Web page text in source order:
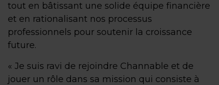
tout en bâtissant une solide équipe financière
et en rationalisant nos processus
professionnels pour soutenir la croissance
future.
« Je suis ravi de rejoindre Channable et de
jouer un rôle dans sa mission qui consiste à